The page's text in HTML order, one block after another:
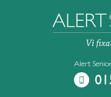
Alert